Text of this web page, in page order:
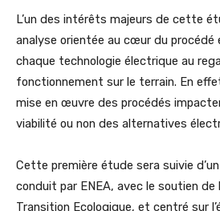
L’un des intérêts majeurs de cette
analyse orientée au cœur du procédé
chaque technologie électrique au
fonctionnement sur le terrain. En
mise en œuvre des procédés
viabilité ou non des alternatives
Cette première étude sera suivie
conduit par ENEA, avec le soutien de
Transition Ecologique, et centré sur